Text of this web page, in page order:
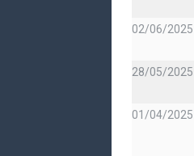
02/06/2025
28/05/2025
01/04/2025